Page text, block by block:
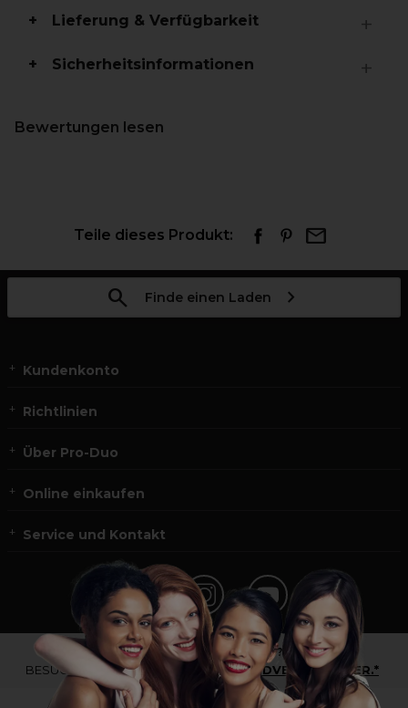
Lieferung & Verfügbarkeit
Sicherheitsinformationen
Bewertungen lesen
Teile dieses Produkt:
Finde einen Laden
Kundenkonto
Richtlinien
Über Pro-Duo
Online einkaufen
Service und Kontakt
*Du bist kein Profikunde?
BESUCHE
UNSERE WEBSEITE FÜR ENDVERBRAUCHER.*